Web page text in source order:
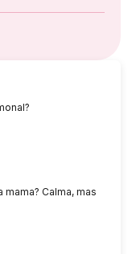
mama? Calma, mas